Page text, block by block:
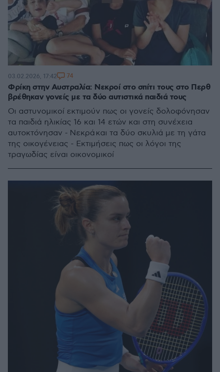
Φρίκη στην Αυστραλία: Νεκροί στο σπίτι τους στο Περθ
βρέθηκαν γονείς με τα δύο αυτιστικά παιδιά τους
Οι αστυνομικοί εκτιμούν πως οι γονείς δολοφόνησαν
τα παιδιά ηλικίας 16 και 14 ετών και στη συνέχεια
αυτοκτόνησαν - Νεκρά και τα δύο σκυλιά με τη γάτα
της οικογένειας - Εκτιμήσεις πως οι λόγοι της
τραγωδίας είναι οικονομικοί
03.02.2026, 17:42 74